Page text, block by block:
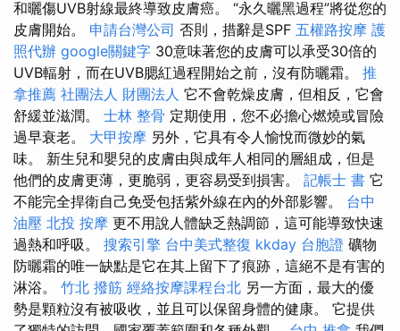
和曬傷UVB射線最終導致皮膚癌。 “永久曬黑過程”將從您的
皮膚開始。 申請台灣公司 否則，措辭是SPF 五權路按摩 護
照代辦 google關鍵字 30意味著您的皮膚可以承受30倍的
UVB輻射，而在UVB腮紅過程開始之前，沒有防曬霜。 推
拿推薦 社團法人 財團法人 它不會乾燥皮膚，但相反，它會
舒緩並滋潤。 士林 整骨 定期使用，您不必擔心燃燒或冒險
過早衰老。 大甲按摩 另外，它具有令人愉悅而微妙的氣
味。 新生兒和嬰兒的皮膚由與成年人相同的層組成，但是
他們的皮膚更薄，更脆弱，更容易受到損害。 記帳士 書 它
不能完全捍衛自己免受包括紫外線在內的外部影響。 台中
油壓 北投 按摩 更不用說人體缺乏熱調節，這可能導致快速
過熱和呼吸。 搜索引擎 台中美式整復 kkday 台胞證 礦物
防曬霜的唯一缺點是它在其上留下了痕跡，這絕不是有害的
淋浴。 竹北 撥筋 經絡按摩課程台北 另一方面，最大的優
勢是顆粒沒有被吸收，並且可以保留身體的健康。 它提供